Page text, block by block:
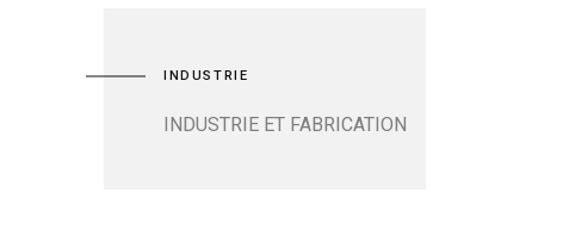
INDUSTRIE
INDUSTRIE ET FABRICATION